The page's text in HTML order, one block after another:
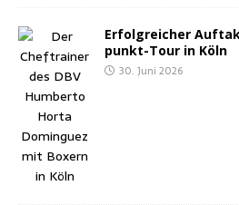
Erfolg­rei­cher
punkt-Tour in Köln
30. Juni 2026